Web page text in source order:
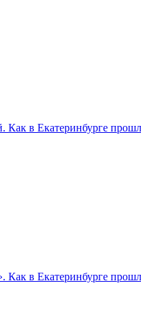
Как в Екатеринбурге
Как в Екатеринбурге